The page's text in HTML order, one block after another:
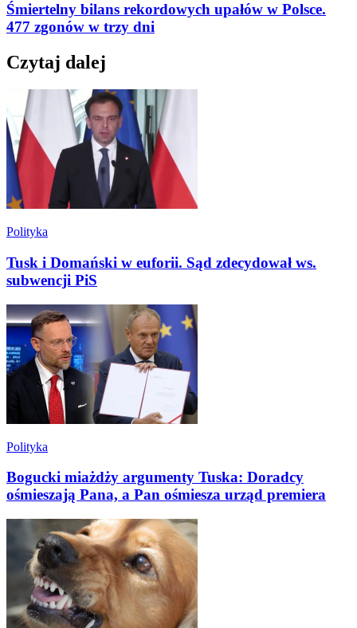
Śmiertelny bilans rekordowych upałów w Polsce.
477 zgonów w trzy dni
Czytaj dalej
Polityka
Tusk i Domański w euforii. Sąd zdecydował ws.
subwencji PiS
Polityka
Bogucki miażdży argumenty Tuska: Doradcy
ośmieszają Pana, a Pan ośmiesza urząd premiera